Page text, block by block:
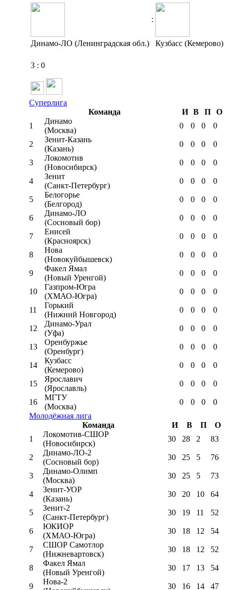
:
Динамо-ЛО (Ленинградская обл.) Кузбасс (Кемерово)
3 : 0
Суперлига
Команда
И В П
О
1
Динамо
(Москва)
0 0 0 0
2
Зенит-Казань
(Казань)
0 0 0 0
3
Локомотив
(Новосибирск)
0 0 0 0
4
Зенит
(Санкт-Петербург)
0 0 0 0
5
Белогорье
(Белгород)
0 0 0 0
6
Динамо-ЛО
(Сосновый бор)
0 0 0 0
7
Енисей
(Красноярск)
0 0 0 0
8
Нова
(Новокуйбышевск)
0 0 0 0
9
Факел Ямал
(Новый Уренгой)
0 0 0 0
10
Газпром-Югра
(ХМАО-Югра)
0 0 0 0
11
Горький
(Нижний Новгород)
0 0 0 0
12
Динамо-Урал
(Уфа)
0 0 0 0
13
Оренбуржье
(Оренбург)
0 0 0 0
14
Кузбасс
(Кемерово)
0 0 0 0
15
Ярославич
(Ярославль)
0 0 0 0
16
МГТУ
(Москва)
0 0 0
0
Молодёжная лига
Команда
И В П
О
1
Локомотив-CШОР
(Новосибирск)
30 28 2 83
2
Динамо-ЛО-2
(Сосновый бор)
30 25 5 76
3
Динамо-Олимп
(Москва)
30 25 5 73
4
Зенит-УОР
(Казань)
30 20 10 64
5
Зенит-2
(Санкт-Петербург)
30 19 11 52
6
ЮКИОР
(ХМАО-Югра)
30 18 12 54
7
СШОР Самотлор
(Нижневартовск)
30 18 12 52
8
Факел Ямал
(Новый Уренгой)
30 17 13 54
9
Нова-2
30 16 14 47